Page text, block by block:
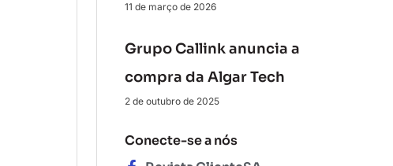
11 de março de 2026
Grupo Callink anuncia a
compra da Algar Tech
2 de outubro de 2025
Conecte-se a nós